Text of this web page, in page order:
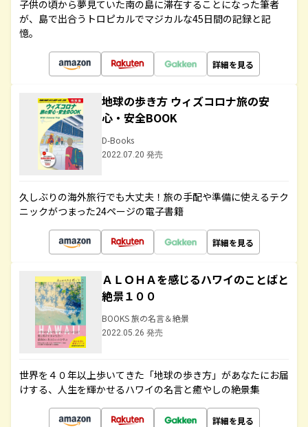
子供の頃から夢見ていた南の島に滞在することになった筆者
が、島で出合うトロピカルでマジカルな45日間の記録と記
憶。
詳細を見る
地球の歩き方 ウィズコロナ旅の安
心・安全BOOK
D-Books
2022.07.20 発売
久しぶりの海外旅行でも大丈夫！旅の手配や準備に使えるテク
ニックがつまった24ページの電子書籍
詳細を見る
ＡＬＯＨＡを感じるハワイのことばと
絶景１００
BOOKS 旅の名言＆絶景
2022.05.26 発売
世界を４０年以上歩いてきた「地球の歩き方」があなたにお届
けする、人生を輝かせるハワイの名言と癒やしの絶景集
詳細を見る